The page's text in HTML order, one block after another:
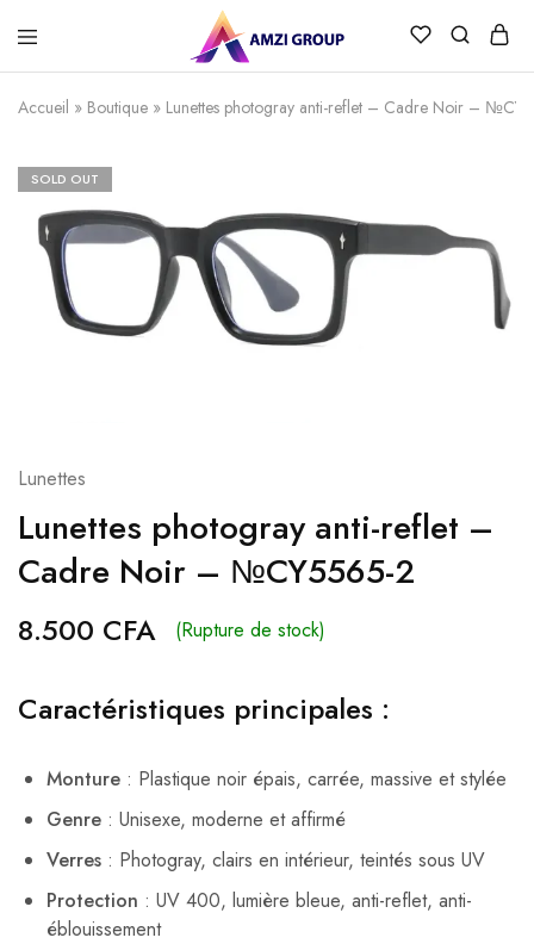
Accueil » Boutique » Lunettes photogray anti-reflet – Cadre Noir –
SOLD OUT
Lunettes
Lunettes photogray anti-reflet –
Cadre Noir – №CY5565-2
8.500 CFA (Rupture de stock)
Caractéristiques principales :
Monture : Plastique noir épais, carrée, massive et stylée
Genre : Unisexe, moderne et affirmé
Verres : Photogray, clairs en intérieur, teintés sous UV
Protection : UV 400, lumière bleue, anti-reflet, anti-
éblouissement